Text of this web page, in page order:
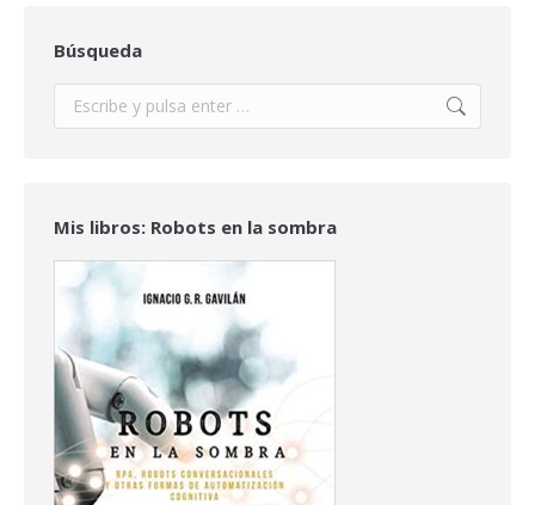
Búsqueda
Buscar:
Mis libros: Robots en la sombra